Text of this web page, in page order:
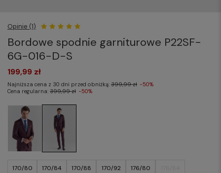
Opinie (1)
Bordowe spodnie garniturowe P22SF-
6G-016-D-S
170/80 170/84 170/88 170/92 176/80
199,99 zł
Najniższa cena z 30 dni przed obniżką: 399,99 zł -50%
Cena regularna: 399,99 zł -50%